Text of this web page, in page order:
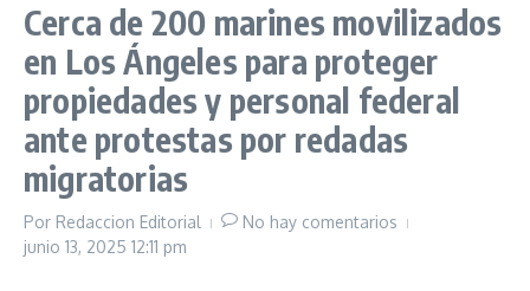
Cerca de 200 marines movilizados
en Los Ángeles para proteger
propiedades y personal federal
ante protestas por redadas
migratorias
Por Redaccion Editorial
No hay comentarios
junio 13, 2025 12:11 pm